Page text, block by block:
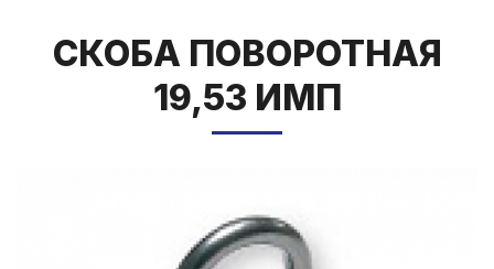
СКО­БА ПО­ВО­РОТ­НАЯ
19,53 ИМП